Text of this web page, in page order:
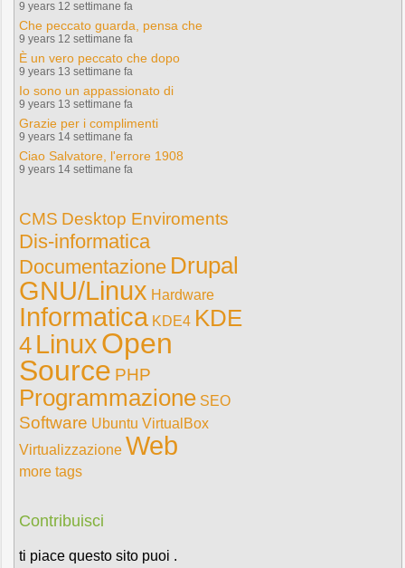
9 years 12 settimane fa
Che peccato guarda, pensa che
9 years 12 settimane fa
È un vero peccato che dopo
9 years 13 settimane fa
Io sono un appassionato di
9 years 13 settimane fa
Grazie per i complimenti
9 years 14 settimane fa
Ciao Salvatore, l'errore 1908
9 years 14 settimane fa
CMS Desktop Enviroments
Dis-informatica
Documentazione Drupal
GNU/Linux Hardware
Informatica KDE4 KDE
4 LinuxOpen
Source PHP
Programmazione SEO
Software Ubuntu VirtualBox
Virtualizzazione Web
more tags
Contribuisci
ti piace questo sito puoi .